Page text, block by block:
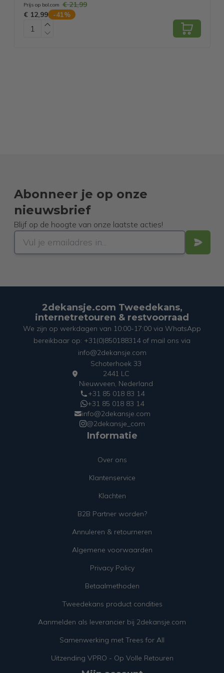
Zwart
Prijs op bol.com € 21,99
€ 12,99
-41%
Abonneer je op onze
nieuwsbrief
Blijf op de hoogte van onze laatste acties!
2dekansje.com Tweedekans,
internetretouren & restvoorraad
We zijn op werkdagen van 10:00-17:00 via WhatsApp
bereikbaar op: +31(0)850188314 of mail ons via
info@2dekansje.com
Schoterhoek 33
2441 LC
Nieuwveen, Nederland
+31 85 018 83 14
+31 85 018 83 14
info@2dekansje.com
@2dekansje_com
Informatie
Over ons
Klantenservice
Klachten
B2B Partner worden?
Annuleren & retourneren
Algemene voorwaarden
Privacy Policy
Betaalmethoden
Tweedekans product condities
Aanmelden als leverancier bij 2dekansje.com
Samenwerking met Trees for All
Uitzending VPRO - Op Volle Retouren